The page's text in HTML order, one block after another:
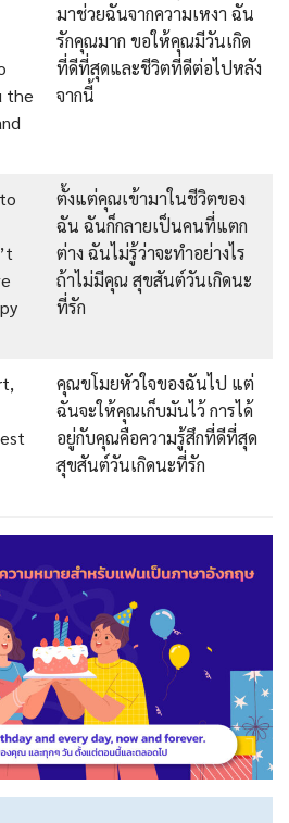
the
มาช่วยฉันจากความเหงา ฉัน
รักคุณมาก ขอให้คุณมีวันเกิด
ที่ดีที่สุดและชีวิตที่ดีต่อไปหลัง
จากนี้
ตั้งแต่คุณเข้ามาในชีวิตของ
ฉัน ฉันก็กลายเป็นคนที่แตก
ต่าง ฉันไม่รู้ว่าจะทำอย่างไร
ถ้าไม่มีคุณ สุขสันต์วันเกิดนะ
ที่รัก
คุณขโมยหัวใจของฉันไป แต่
ฉันจะให้คุณเก็บมันไว้ การได้
อยู่กับคุณคือความรู้สึกที่ดีที่สุด
สุขสันต์วันเกิดนะที่รัก